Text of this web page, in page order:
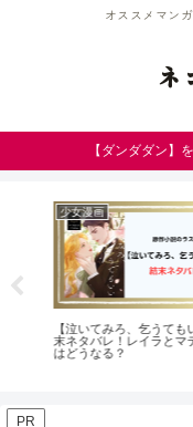
オススメマン
ネ
【ダンダダン】
少女漫画
【泣いてみろ、乞うてもい
末ネタバレ！レイラとマテ
はどうなる？
PR